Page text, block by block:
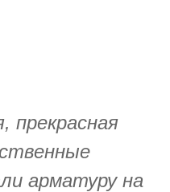
прекрасная
арматуру на